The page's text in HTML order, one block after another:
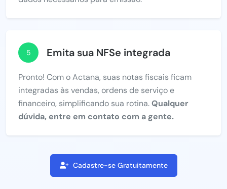
5 Emita sua NFSe integrada
Pronto! Com o Actana, suas notas fiscais ficam
integradas às vendas, ordens de serviço e
financeiro, simplificando sua rotina.Qualquer
dúvida, entre em contato com a gente.
Cadastre-se Gratuitamente